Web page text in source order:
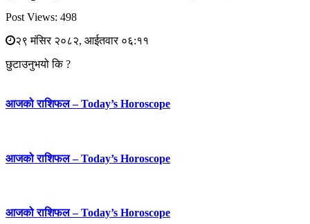
Post Views: 498
२९ मंसिर २०८२, आईतवार ०६:११
छुटाउनुभयो कि ?
आजको राशिफल – Today’s Horoscope
आजको राशिफल – Today’s Horoscope
आजको राशिफल – Today’s Horoscope